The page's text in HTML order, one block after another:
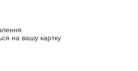
на вашу картку